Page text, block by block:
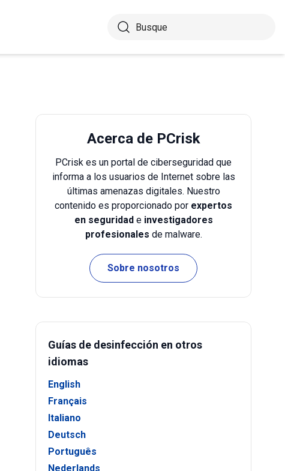
Acerca de PCrisk
PCrisk es un portal de ciberseguridad que
informa a los usuarios de Internet sobre las
últimas amenazas digitales. Nuestro
contenido es proporcionado por expertos
en seguridade investigadores
profesionales de malware.
Sobre nosotros
Guías de desinfección en otros
idiomas
English
Français
Italiano
Deutsch
Português
Nederlands